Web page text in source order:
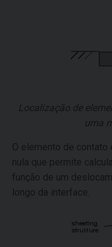
Localização de
uma
O elemento de
nula que permite
função de um
longo da interface.